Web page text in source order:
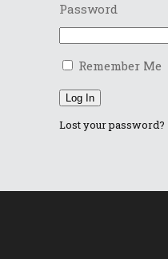
Password
Remember Me
Log In
Lost your password?